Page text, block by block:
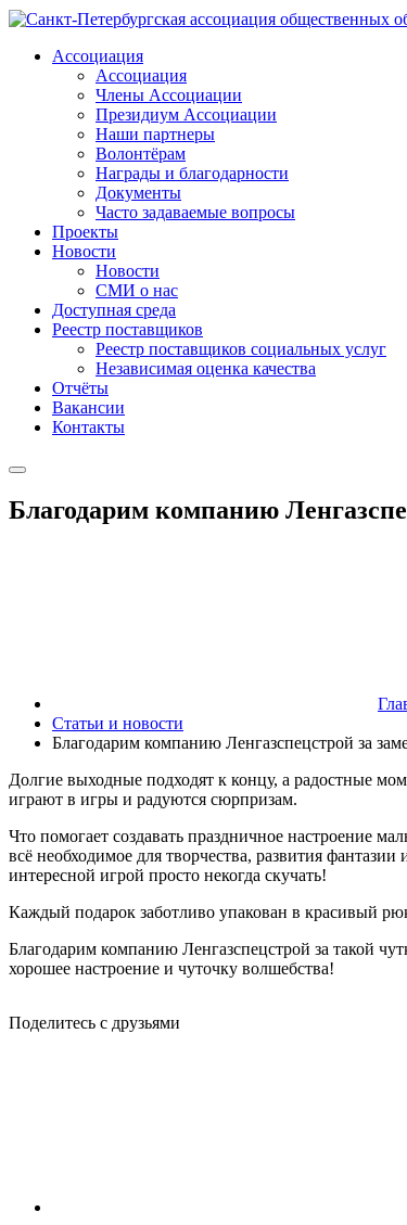
Ассоциация
Ассоциация
Члены Ассоциации
Президиум Ассоциации
Наши партнеры
Волонтёрам
Награды и благодарности
Документы
Часто задаваемые вопросы
Проекты
Новости
Новости
СМИ о нас
Доступная среда
Реестр поставщиков
Реестр поставщиков социальных услуг
Независимая оценка качества
Отчёты
Вакансии
Контакты
Благодарим компанию
Статьи и новости
Благодарим компанию Ленгазспецстрой за
Долгие выходные подходят к концу, а радостные
играют в игры и радуются сюрпризам.
Что помогает создавать праздничное настроение
всё необходимое для творчества, развития
интересной игрой просто некогда скучать!
Каждый подарок заботливо упакован в красивый
Благодарим компанию Ленгазспецстрой за такой
хорошее настроение и чуточку волшебства!
Поделитесь с друзьями